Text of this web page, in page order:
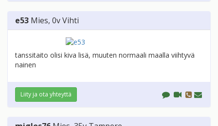
e53 Mies, 0vVihti
tanssitaito olisi kiva lisä, muuten normaali maalla viihtyvä
nainen
Liity ja ota yhteyttä